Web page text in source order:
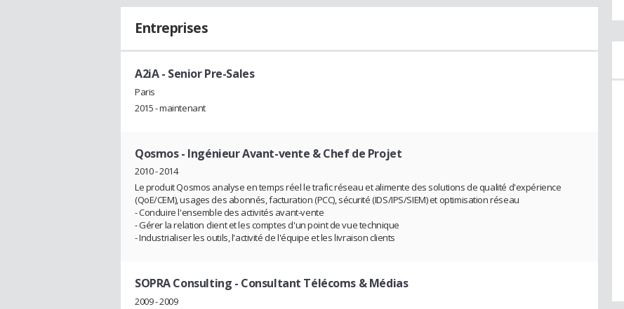
Entreprises
A2iA- Senior Pre-Sales
Paris
2015 - maintenant
Qosmos- Ingénieur Avant-vente & Chef de Projet
2010 - 2014
Le produit Qosmos analyse en temps réel le trafic réseau et alimente des solutions de qualité d'expérience
(QoE/CEM), usages des abonnés, facturation (PCC), sécurité (IDS/IPS/SIEM) et optimisation réseau
- Conduire l'ensemble des activités avant-vente
- Gérer la relation client et les comptes d'un point de vue technique
- Industrialiser les outils, l'activité de l'équipe et les livraison clients
SOPRA Consulting - Consultant Télécoms & Médias
2009 - 2009